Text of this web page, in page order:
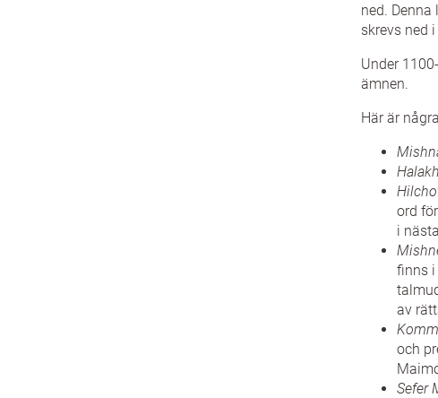
ned.
skrevs ned
Under
ämnen.
Här är
ord
i
finns i
av
och
Sefer